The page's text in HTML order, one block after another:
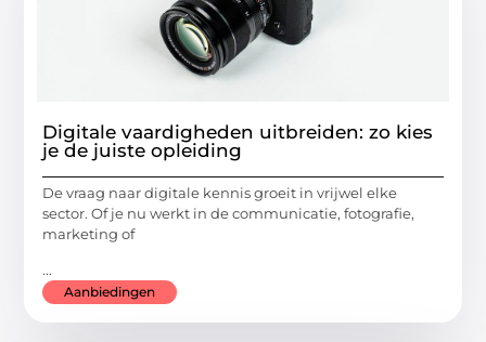
Digitale vaardigheden uitbreiden: zo kies
je de juiste opleiding
De vraag naar digitale kennis groeit in vrijwel elke
sector. Of je nu werkt in de communicatie, fotografie,
marketing of
...
Aanbiedingen